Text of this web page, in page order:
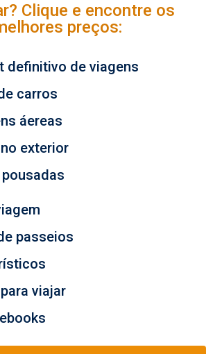
Clique e encontre os
preços:
definitivo de viagens
carros
áereas
exterior
passeios
viajar